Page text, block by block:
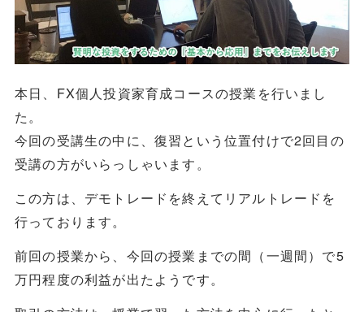
本日、FX個人投資家育成コースの授業を行いまし
た。
今回の受講生の中に、復習という位置付けで2回目の
受講の方がいらっしゃいます。
この方は、デモトレードを終えてリアルトレードを
行っております。
前回の授業から、今回の授業までの間（一週間）で5
万円程度の利益が出たようです。